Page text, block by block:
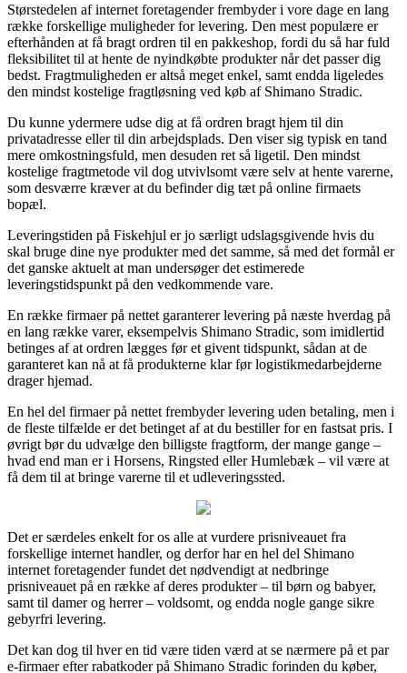
Størstedelen af internet foretagender frembyder i vore dage en lang
række forskellige muligheder for levering. Den mest populære er
efterhånden at få bragt ordren til en pakkeshop, fordi du så har fuld
fleksibilitet til at hente de nyindkøbte produkter når det passer dig
bedst. Fragtmuligheden er altså meget enkel, samt endda ligeledes
den mindst kostelige fragtløsning ved køb af Shimano Stradic.
Du kunne ydermere udse dig at få ordren bragt hjem til din
privatadresse eller til din arbejdsplads. Den viser sig typisk en tand
mere omkostningsfuld, men desuden ret så ligetil. Den mindst
kostelige fragtmetode vil dog utvivlsomt være selv at hente varerne,
som desværre kræver at du befinder dig tæt på online firmaets
bopæl.
Leveringstiden på Fiskehjul er jo særligt udslagsgivende hvis du
skal bruge dine nye produkter med det samme, så med det formål er
det ganske aktuelt at man undersøger det estimerede
leveringstidspunkt på den vedkommende vare.
En række firmaer på nettet garanterer levering på næste hverdag på
en lang række varer, eksempelvis Shimano Stradic, som imidlertid
betinges af at ordren lægges før et givent tidspunkt, sådan at de
garanteret kan nå at få produkterne klar før logistikmedarbejderne
drager hjemad.
En hel del firmaer på nettet frembyder levering uden betaling, men i
de fleste tilfælde er det betinget af at du bestiller for en fastsat pris. I
øvrigt bør du udvælge den billigste fragtform, der mange gange –
hvad end man er i Horsens, Ringsted eller Humlebæk – vil være at
få dem til at bringe varerne til et udleveringssted.
Det er særdeles enkelt for os alle at vurdere prisniveauet fra
forskellige internet handler, og derfor har en hel del Shimano
internet foretagender fundet det nødvendigt at nedbringe
prisniveauet på en række af deres produkter – til børn og babyer,
samt til damer og herrer – voldsomt, og endda nogle gange sikre
gebyrfri levering.
Det kan dog til hver en tid være tiden værd at se nærmere på et par
e-firmaer efter rabatkoder på Shimano Stradic forinden du køber,